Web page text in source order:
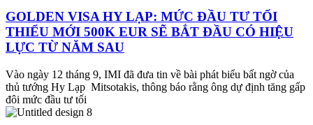
GOLDEN VISA HY LẠP: MỨC ĐẦU TƯ TỐI
THIỂU MỚI 500K EUR SẼ BẮT ĐẦU CÓ HIỆU
LỰC TỪ NĂM SAU
Vào ngày 12 tháng 9, IMI đã đưa tin về bài phát biểu bất ngờ của
thủ tướng Hy Lạp Mitsotakis, thông báo rằng ông dự định tăng gấp
đôi mức đầu tư tối